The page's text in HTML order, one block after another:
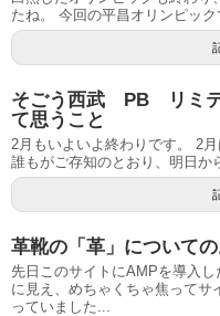
たね。 今回の平昌オリンピッ
そごう西武 PB リミテ
て思うこと
2月もいよいよ終わりです。 2
誰もがご存知のとおり、明日か
革靴の「革」について
先日このサイトにAMPを導入
に見え、めちゃくちゃ焦って
っていました...